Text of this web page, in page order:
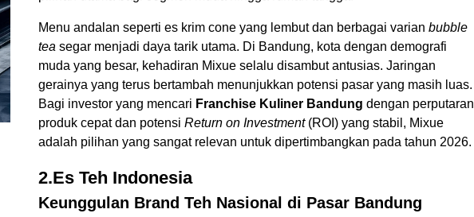
Menu andalan seperti es krim cone yang lembut dan berbagai varian bubble
tea segar menjadi daya tarik utama. Di Bandung, kota dengan demografi
muda yang besar, kehadiran Mixue selalu disambut antusias. Jaringan
gerainya yang terus bertambah menunjukkan potensi pasar yang masih luas.
Bagi investor yang mencari Franchise Kuliner Bandung dengan perputaran
produk cepat dan potensi Return on Investment(ROI) yang stabil, Mixue
adalah pilihan yang sangat relevan untuk dipertimbangkan pada tahun 2026.
2.Es Teh Indonesia
Keunggulan Brand Teh Nasional di Pasar Bandung